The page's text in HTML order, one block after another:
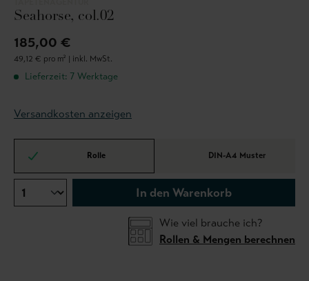
Seahorse, col.02
185,00 €
49,12 € pro m² | inkl. MwSt.
Lieferzeit: 7 Werktage
Versandkosten anzeigen
Rolle DIN-A4 Muster
In den Warenkorb
Wie viel brauche ich?
Rollen & Mengen berechnen